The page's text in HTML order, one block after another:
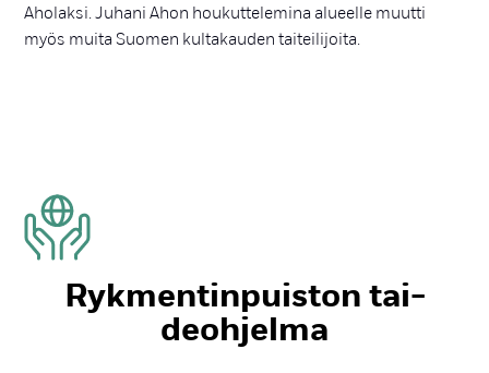
Aholaksi. Juhani Ahon houkuttelemina alueelle muutti
myös muita Suomen kultakauden taiteilijoita.
Ryk­men­tin­puis­ton tai­
deoh­jel­ma